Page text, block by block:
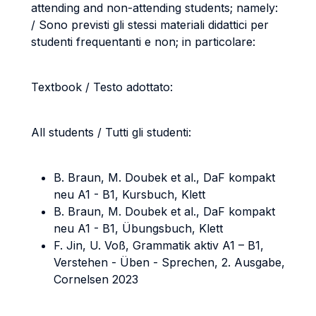
attending and non-attending students; namely:
/ Sono previsti gli stessi materiali didattici per
studenti frequentanti e non; in particolare:
Textbook / Testo adottato:
All students / Tutti gli studenti:
B. Braun, M. Doubek et al., DaF kompakt
neu A1 - B1, Kursbuch, Klett
B. Braun, M. Doubek et al., DaF kompakt
neu A1 - B1, Übungsbuch, Klett
F. Jin, U. Voß, Grammatik aktiv A1 – B1,
Verstehen - Üben - Sprechen, 2. Ausgabe,
Cornelsen 2023